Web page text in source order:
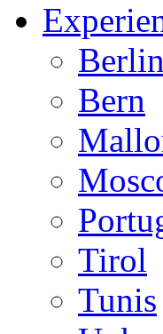
Berlin
Bern
Tirol
Tunis